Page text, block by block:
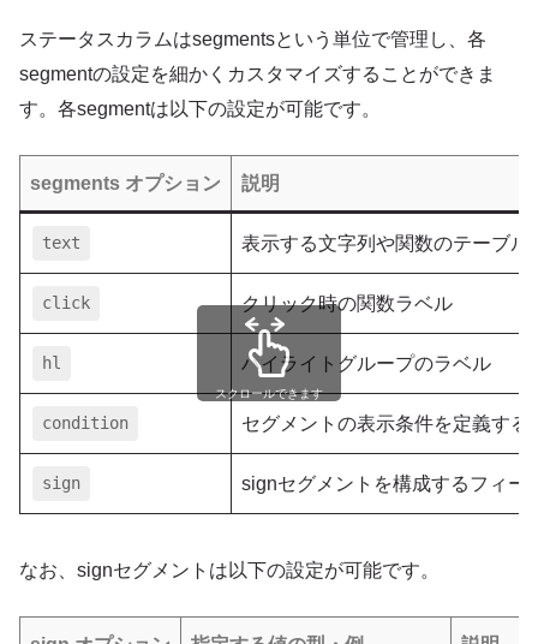
ステータスカラムはsegmentsという単位で管理し、各
segmentの設定を細かくカスタマイズすることができま
す。各segmentは以下の設定が可能です。
segments オプション 説明
text 表示する文字列や関数のテーブル
click クリック時の関数ラベル
hl ハイライトグループのラベル
condition セグメントの表示条件を定義す
sign signセグメントを構成するフィー
スクロールできます
なお、signセグメントは以下の設定が可能です。